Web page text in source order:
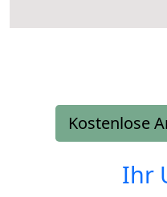
Kostenlose
Ihr